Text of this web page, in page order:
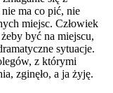
ma co pić, nie
miejsc. Człowiek
być na miejscu,
sytuacje.
z którymi
zginęło, a ja żyję.